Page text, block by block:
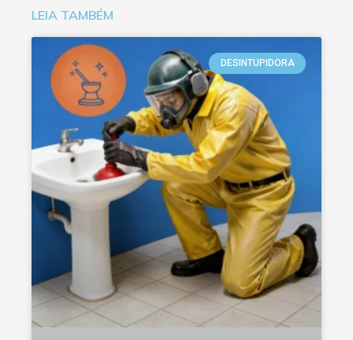
LEIA TAMBÉM
DESINTUPIDORA